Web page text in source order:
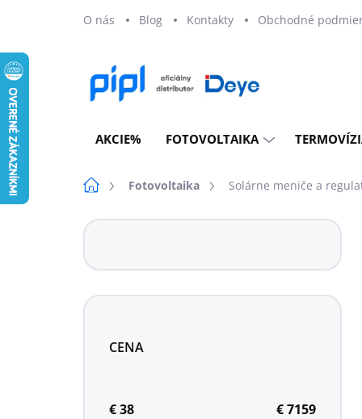
O nás Blog Kontakty Obchodné
AKCIE% FOTOVOLTAIKA
DomovFotovoltaika Solárne meniče a
B
č
ý
CENA
€38 €7159